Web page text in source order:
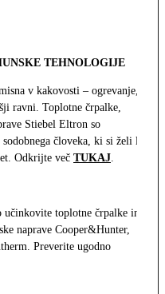
TEHNOLOGIJE
v kakovosti – ogrevanje,
ravni. Toplotne črpalke,
Stiebel Eltron so
človeka, ki si želi le
Odkrijte več TUKAJ.
toplotne črpalke in
naprave Cooper&Hunter,
Preverite ugodno